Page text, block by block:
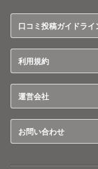
口コミ投稿ガイドライ
利用規約
運営会社
お問い合わせ